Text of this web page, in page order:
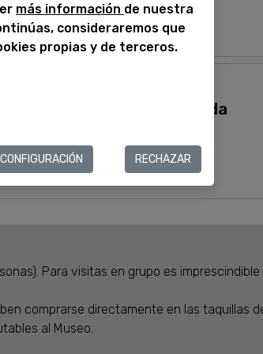
Aigües y visita comentada
Para visitas en grupo es
comprarse directamente en las taquillas
al Museo.
más información de nuestra
consideraremos que
propias y de terceros.
CONFIGURACIÓN RECHAZAR